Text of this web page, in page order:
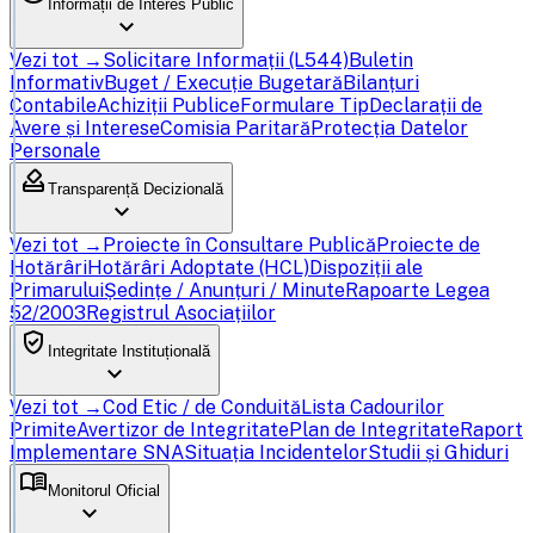
Informații de Interes Public
expand_more
Vezi tot → Solicitare Informații (L544)Buletin
InformativBuget / Execuție BugetarăBilanțuri
ContabileAchiziții PubliceFormulare TipDeclarații de
Avere și IntereseComisia ParitarăProtecția Datelor
Personale
how_to_vote Transparență Decizională
expand_more
Vezi tot → Proiecte în Consultare PublicăProiecte de
HotărâriHotărâri Adoptate (HCL)Dispoziții ale
PrimaruluiȘedințe / Anunțuri / MinuteRapoarte Legea
52/2003Registrul Asociațiilor
verified_user Integritate Instituțională
expand_more
Vezi tot →Cod Etic / de ConduităLista Cadourilor
PrimiteAvertizor de IntegritatePlan de IntegritateRaport
Implementare SNASituația IncidentelorStudii și Ghiduri
menu_book Monitorul Oficial
expand_more